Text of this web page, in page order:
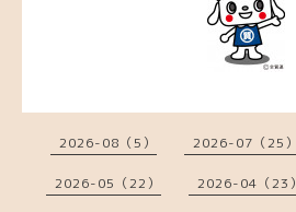
2026-08（5） 2026-07（25）
2026-05（22） 2026-04（23）